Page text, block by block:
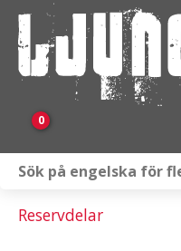
0
Reservdelar